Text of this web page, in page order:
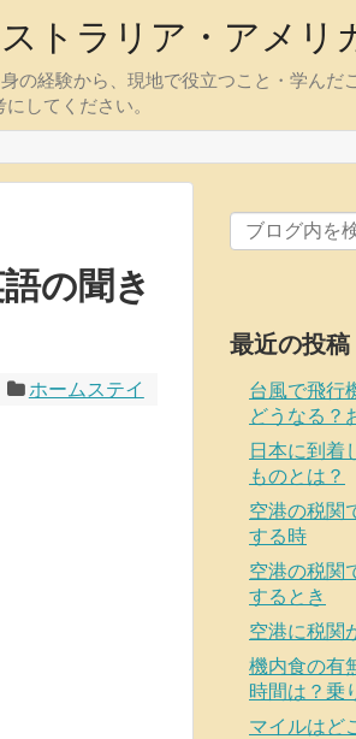
トラリア・アメリ
の経験から、現地で役立つこと・学んだ
してください。
の聞き
ホームステイ
最近の投稿
台風で飛行
どうなる？
日本に到着
ものとは？
空港の税関
する時
空港の税関
するとき
空港に税関
機内食の有
時間は？乗
マイルはど